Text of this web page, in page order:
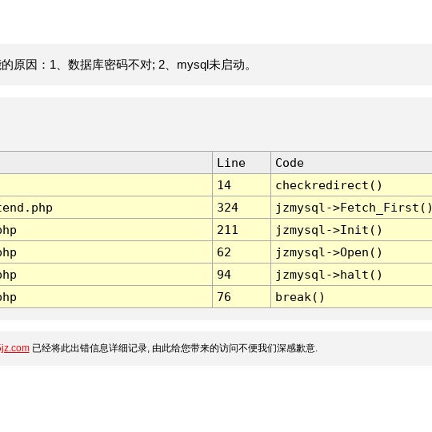
原因：1、数据库密码不对; 2、mysql未启动。
Line
Code
14
checkredirect()
324
jzmysql-
211
jzmysql->Init()
62
jzmysql->Open()
94
jzmysql->halt()
76 break()
已经将此出错信息详细记录, 由此给您带来的访问不便我们深感歉意.